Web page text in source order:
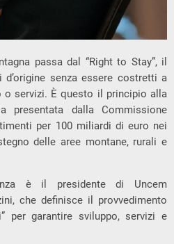
passa dal “Right to Stay”, il
senza essere costretti a
o servizi. È questo il principio alla
presentata dalla Commissione
per 100 miliardi di euro nei
delle aree montane, rurali e
è il presidente di Uncem
che definisce il provvedimento
per garantire sviluppo, servizi e